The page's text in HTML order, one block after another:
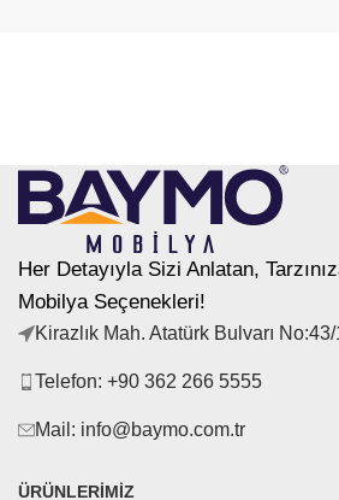
Her Detayıyla Sizi Anlatan,
Mobilya Seçenekleri!
Kirazlık Mah. Atatürk Bulvarı
Telefon: +90 362 266 5555
Mail: info@baymo.com.tr
ÜRÜNLERIMIZ